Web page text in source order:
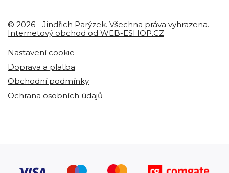
© 2026 - Jindřich Parýzek. Všechna práva vyhrazena.
Internetový obchod od WEB-ESHOP.CZ
Nastavení cookie
Doprava a platba
Obchodní podmínky
Ochrana osobních údajů